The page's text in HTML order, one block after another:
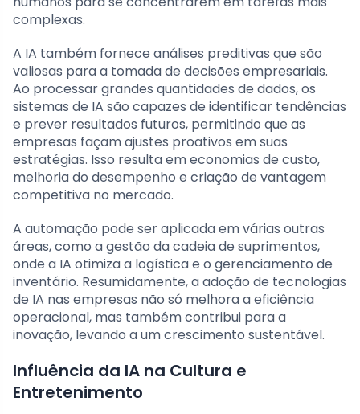
complexas.
A IA também fornece análises preditivas que são
valiosas para a tomada de decisões empresariais.
Ao processar grandes quantidades de dados, os
sistemas de IA são capazes de identificar tendências
e prever resultados futuros, permitindo que as
empresas façam ajustes proativos em suas
estratégias. Isso resulta em economias de custo,
melhoria do desempenho e criação de vantagem
competitiva no mercado.
A automação pode ser aplicada em várias outras
áreas, como a gestão da cadeia de suprimentos,
onde a IA otimiza a logística e o gerenciamento de
inventário. Resumidamente, a adoção de tecnologias
de IA nas empresas não só melhora a eficiência
operacional, mas também contribui para a
inovação, levando a um crescimento sustentável.
Influência da IA na Cultura e
Entretenimento